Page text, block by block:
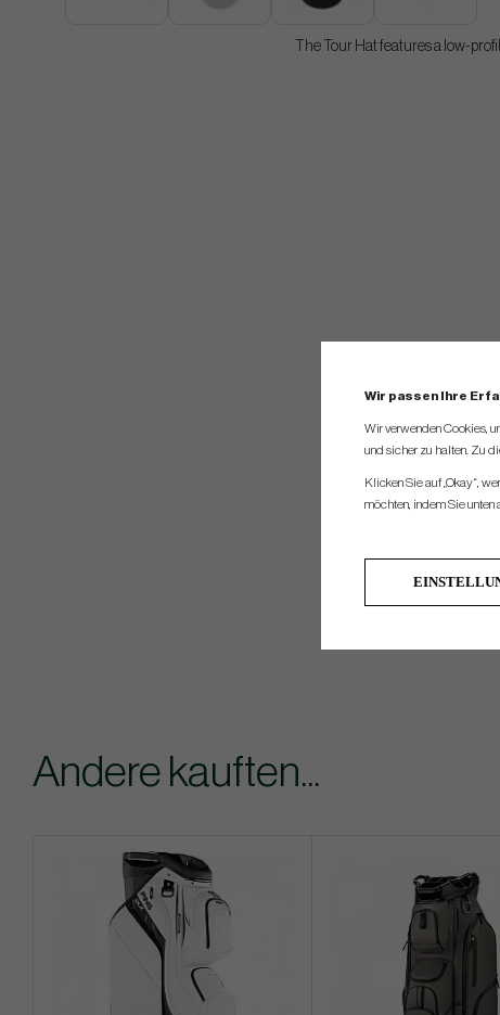
The Tour Hat features a low-
Andere kauften...
Wir passen Ihre
Wir verwenden Cookies,
und sicher zu halten. Zu
Klicken Sie auf „Okay“,
möchten, indem Sie unten